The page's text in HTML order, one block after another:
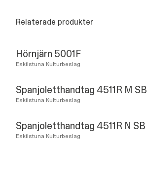
Relaterade produkter
Hörnjärn 5001F
Eskilstuna Kulturbeslag
Spanjoletthandtag 4511R M SB
Eskilstuna Kulturbeslag
Spanjoletthandtag 4511R N SB
Eskilstuna Kulturbeslag